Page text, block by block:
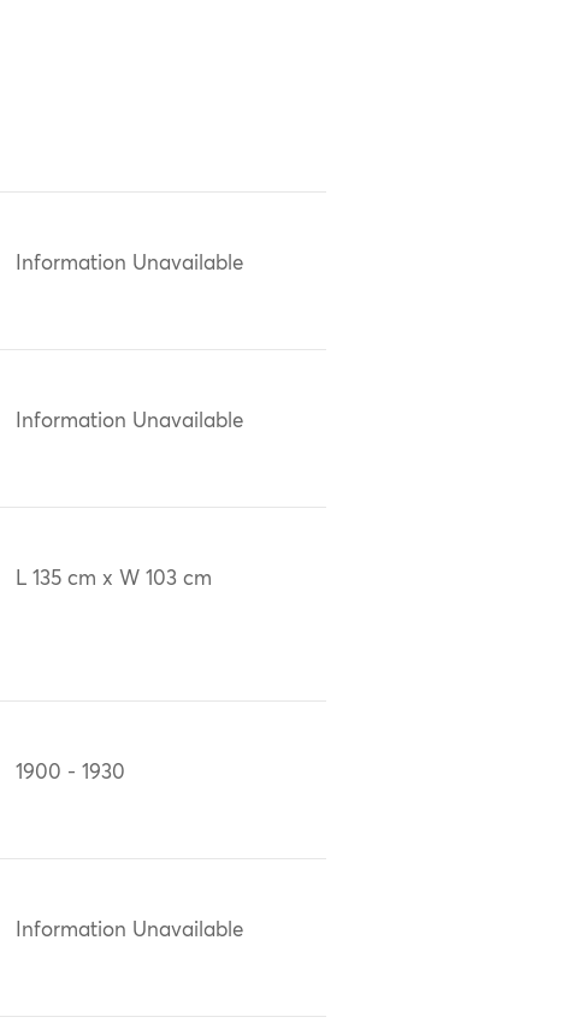
Information Unavailable
Information Unavailable
L 135 cm x W 103 cm
1900 - 1930
Information Unavailable